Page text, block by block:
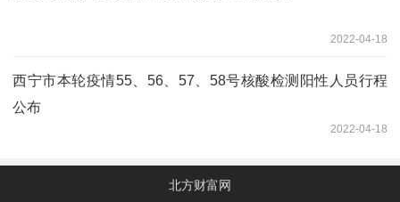
2022-04-18
西宁市本轮疫情55、56、57、58号核酸检测阳性人员行程
公布
2022-04-18
北方财富网